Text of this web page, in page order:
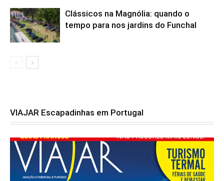
Clássicos na Magnólia: quando o
tempo para nos jardins do Funchal
VIAJAR Escapadinhas em Portugal